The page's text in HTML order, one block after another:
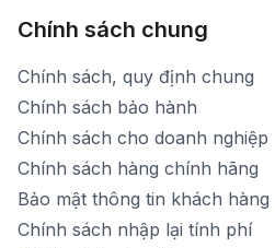
Chính sách chung
Chính sách, quy định chung
Chính sách bảo hành
Chính sách cho doanh nghiệp
Chính sách hàng chính hãng
Bảo mật thông tin khách hàng
Chính sách nhập lại tính phí